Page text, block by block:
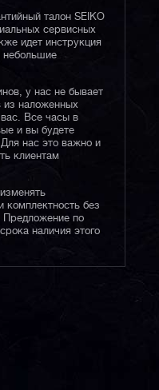
талон SEIKO
сервисных
идет инструкция
небольшие
у нас не бывает
из наложенных
Все часы в
и вы будете
нас это важно и
клиентам
комплектность без
Предложение по
наличия этого